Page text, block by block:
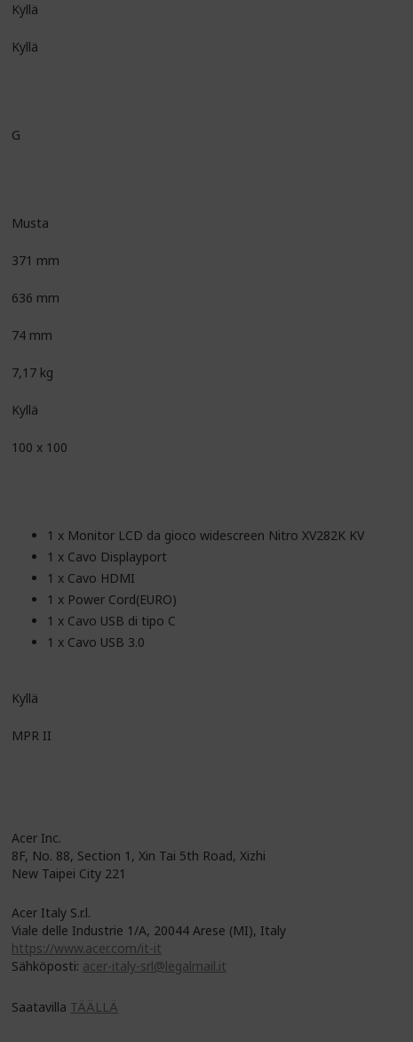
Kyllä
Kyllä
G
Musta
371 mm
636 mm
74 mm
7,17 kg
Kyllä
100 x 100
1 x Monitor LCD da gioco widescreen Nitro XV282K KV
1 x Cavo Displayport
1 x Cavo HDMI
1 x Power Cord(EURO)
1 x Cavo USB di tipo C
1 x Cavo USB 3.0
Kyllä
MPR II
Acer Inc.
8F, No. 88, Section 1, Xin Tai 5th Road, Xizhi
New Taipei City 221
Acer Italy S.r.l.
Viale delle Industrie 1/A, 20044 Arese (MI), Italy
https://www.acer.com/it-it
Sähköposti: acer-italy-srl@legalmail.it
Saatavilla TÄÄLLÄ